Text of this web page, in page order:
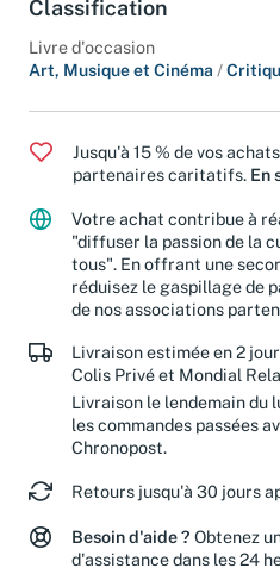
Classification
Livre d'occasion
Jusqu'à 15 % de vos
partenaires caritatifs.
Votre achat contribue à
"diffuser la passion de la
tous". En offrant une
réduisez le gaspillage de
de nos associations
Livraison estimée en 2
Colis Privé et Mondial
Livraison le lendemain du
les commandes passées
Retours jusqu'à 30 jours
Besoin d'aide ?Obtenez